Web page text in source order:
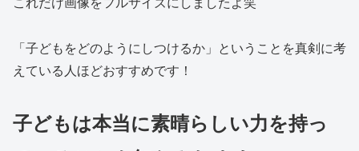
「子どもをどのようにしつけるか」ということを真剣に考
えている人ほどおすすめです！
子どもは本当に素晴らしい力を持っ